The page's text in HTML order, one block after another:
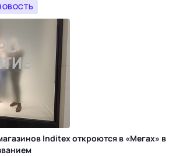
Inditex откроются в «Мегах» в